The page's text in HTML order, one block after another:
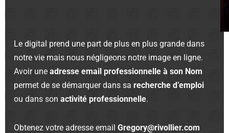
Le digital prend une part de plus en plus grande dans
notre vie mais nous négligeons notre image en ligne.
Avoir uneadresse email professionnelle à son Nom
permet de se démarquer dans sarecherche d’emploi
ou dans sonactivité professionnelle.
Obtenez votre adresse email Gregory@rivollier.com